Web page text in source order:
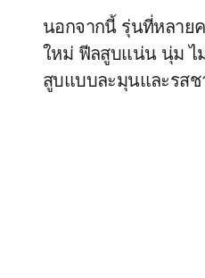
นอกจากนี้ รุ่นที่หลาย
ใหม่ ฟีลสูบแน่น นุ่ม ไ
สูบแบบละมุนและรสช